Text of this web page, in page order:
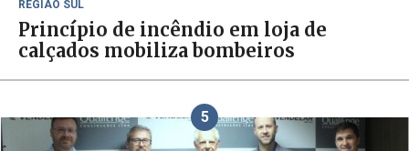
REGIÃO SUL
Princípio de incêndio em loja de
calçados mobiliza bombeiros
5